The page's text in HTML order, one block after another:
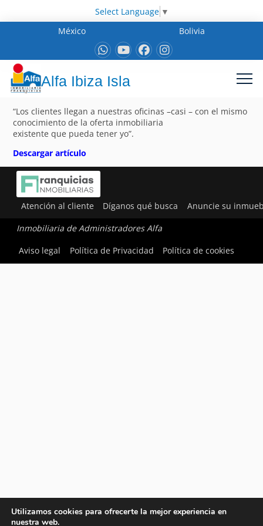
Select Language ▼
México
Bolivia
Alfa Ibiza Isla
“Los clientes llegan a nuestras oficinas –casi – con el mismo
conocimiento de la oferta inmobiliaria
existente que pueda tener yo”.
Descargar artículo
Atención al cliente Díganos qué busca Anuncie su
Inmobiliaria de Administradores Alfa
Aviso legal
Política de Privacidad Política de cookies
Utilizamos cookies para ofrecerte la mejor experiencia en
nuestra web.